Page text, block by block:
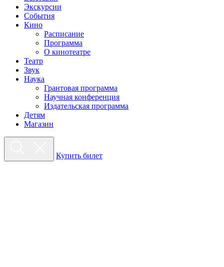
Экскурсии
События
Кино
Расписание
Программа
О кинотеатре
Театр
Звук
Наука
Грантовая программа
Научная конференция
Издательская программа
Детям
Магазин
Купить билет